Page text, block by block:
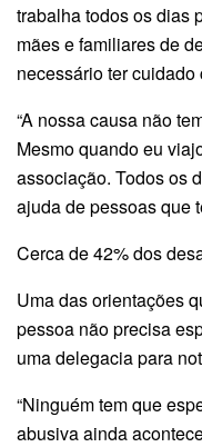
trabalha todos os dias
mães e familiares de
necessário ter cuidado
“A nossa causa não
Mesmo quando eu
associação. Todos os
ajuda de pessoas que
Cerca de 42% dos
Uma das orientações
pessoa não precisa
uma delegacia para
“Ninguém tem que
abusiva ainda